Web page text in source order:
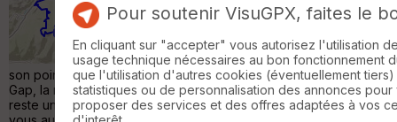
1010 m
Un Tour d’Avance ? Le Tour de France n’a
pourtant jamais visité le Mont Colombis et
son point de vue sur le lac de Serre-Ponçon. A deux pas de
Gap, la route étroite et sauvage qui est un atout pour nous,
reste une contrainte pour l’événement majeur français. Mettez-
Pour soutenir VisuGPX, faites le
En cliquant sur "accepter" vous autorisez l'utilisation
usage technique nécessaires au bon fonctionnement
que l'utilisation d'autres cookies (éventuellement
statistiques ou de personnalisation des annonces pour
proposer des services et des offres adaptées à vos